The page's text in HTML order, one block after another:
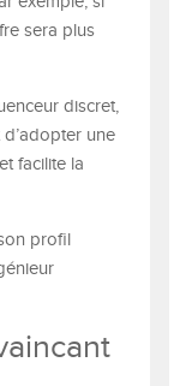
sera plus
discret,
une
facilite la
profil